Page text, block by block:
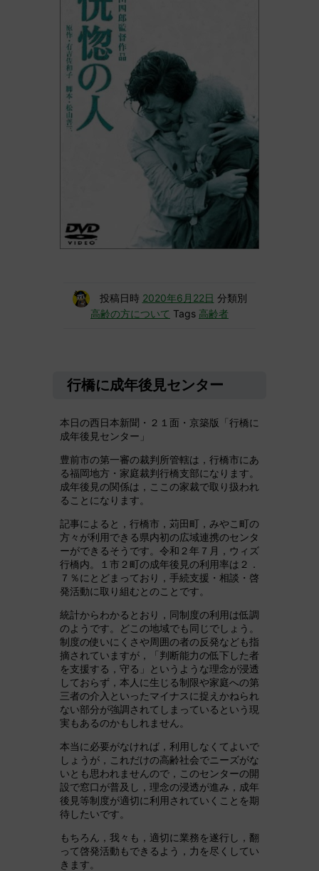
投稿日時 2020年6月22日 分類別
高齢の方について Tags 高齢者
行橋に成年後見センター
本日の西日本新聞・２１面・京築版「行橋に
成年後見センター」
豊前市の第一審の裁判所管轄は，行橋市にあ
る福岡地方・家庭裁判行橋支部になります。
成年後見の関係は，ここの家裁で取り扱われ
ることになります。
記事によると，行橋市，苅田町，みやこ町の
方々が利用できる県内初の広域連携のセンタ
ーができるそうです。令和２年７月，ウィズ
行橋内。１市２町の成年後見の利用率は２．
７％にとどまっており，手続支援・相談・啓
発活動に取り組むとのことです。
統計からわかるとおり，同制度の利用は低調
のようです。どこの地域でも同じでしょう。
制度の使いにくさや周囲の者の反発なども指
摘されていますが，「判断能力の低下した者
を支援する，守る」というような理念が浸透
しておらず，本人に生じる制限や家庭への第
三者の介入といったマイナスに捉えかねられ
ない部分が強調されてしまっているという現
実もあるのかもしれません。
本当に必要がなければ，利用しなくてよいで
しょうが，これだけの高齢社会でニーズがな
いとも思われませんので，このセンターの開
設で窓口が普及し，理念の浸透が進み，成年
後見等制度が適切に利用されていくことを期
待したいです。
もちろん，我々も，適切に業務を遂行し，翻
って啓発活動もできるよう，力を尽くしてい
きます。